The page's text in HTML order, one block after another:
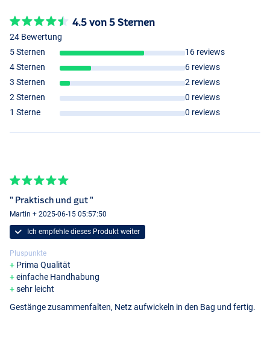
4.5 von 5 Sternen
24 Bewertung
5 Sternen
16 reviews
4 Sternen
6 reviews
3 Sternen
2 reviews
2 Sternen
0 reviews
1 Sterne
0 reviews
" Praktisch und gut "
Martin + 2025-06-15 05:57:50
Ich empfehle dieses Produkt weiter
Pluspunkte
Prima Qualität
einfache Handhabung
sehr leicht
Gestänge zusammenfalten, Netz aufwickeln in den Bag und fertig.